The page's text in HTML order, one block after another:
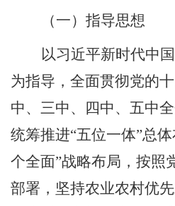
（一）指导思想
以习近平新时代中
为指导，全面贯彻党的
中、三中、四中、五中
统筹推进“五位一体”总
个全面”战略布局，按照
部署，坚持农业农村优